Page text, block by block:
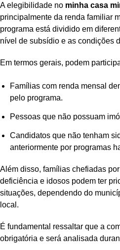
A elegibilidade no minha casa
principalmente da renda familiar
programa está dividido em
nível de subsídio e as condições
Em termos gerais, podem
Famílias com renda mensal
pelo programa.
Pessoas que não possuam
Candidatos que não tenham
anteriormente por programas
Além disso, famílias chefiadas
deficiência e idosos podem ter
situações, dependendo do
local.
É fundamental ressaltar que a
obrigatória e será analisada